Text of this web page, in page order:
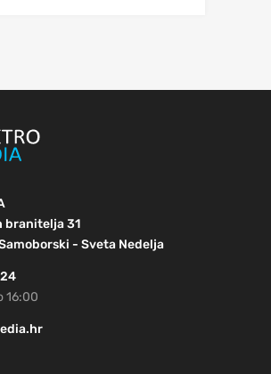
branitelja 31
- Sveta Nedelja
16:00